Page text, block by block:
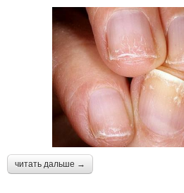
читать дальше →